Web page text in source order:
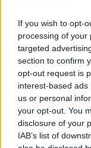
If you wish to opt-
processing of your
targeted
section to confirm
opt-out request is
interest-based
us or personal
your opt-out. You
disclosure of your
IAB’s list of